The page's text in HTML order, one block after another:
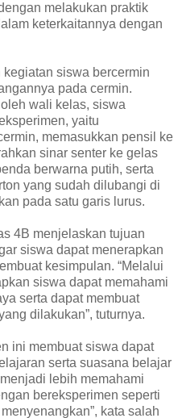
melakukan praktik
keterkaitannya dengan
siswa bercermin
pada cermin.
wali kelas, siswa
yaitu
memasukkan pensil ke
sinar senter ke gelas
berwarna putih, serta
yang sudah dilubangi di
pada satu garis lurus.
4B menjelaskan tujuan
siswa dapat menerapkan
kesimpulan. “Melalui
siswa dapat memahami
serta dapat membuat
dilakukan”, tuturnya.
ini membuat siswa dapat
serta suasana belajar
lebih memahami
bereksperimen seperti
kata salah